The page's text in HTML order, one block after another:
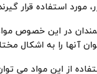
مورد استفاده قرار
در این خصوص
آنها را به اشکال
از این مواد می